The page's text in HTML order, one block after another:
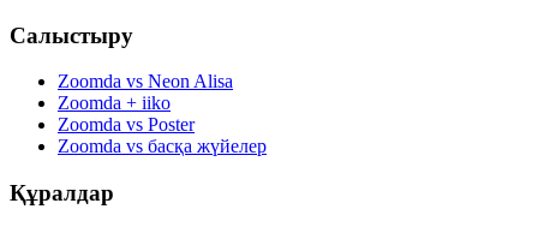
Салыстыру
Zoomda vs Neon Alisa
Zoomda + iiko
Zoomda vs Poster
Zoomda vs басқа жүйелер
Құралдар